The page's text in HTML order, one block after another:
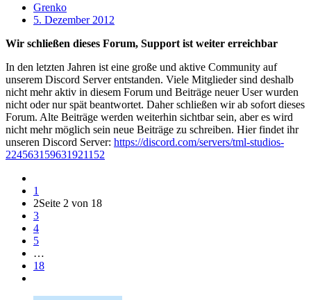
Grenko
5. Dezember 2012
Wir schließen dieses Forum, Support ist weiter erreichbar
In den letzten Jahren ist eine große und aktive Community auf
unserem Discord Server entstanden. Viele Mitglieder sind deshalb
nicht mehr aktiv in diesem Forum und Beiträge neuer User wurden
nicht oder nur spät beantwortet. Daher schließen wir ab sofort dieses
Forum. Alte Beiträge werden weiterhin sichtbar sein, aber es wird
nicht mehr möglich sein neue Beiträge zu schreiben. Hier findet ihr
unseren Discord Server: https://discord.com/servers/tml-studios-
224563159631921152
1
2Seite 2 von 18
3
4
5
…
18